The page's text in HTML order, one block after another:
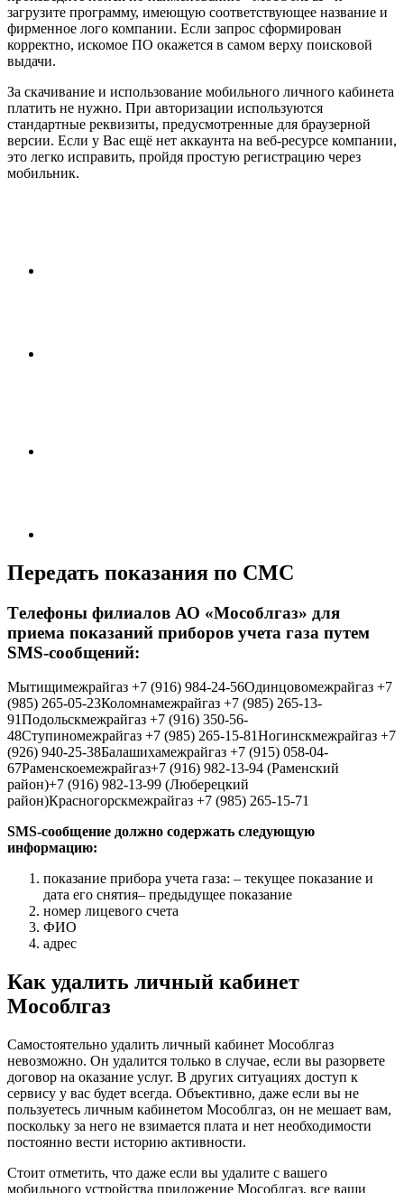
загрузите программу, имеющую соответствующее название и
фирменное лого компании. Если запрос сформирован
корректно, искомое ПО окажется в самом верху поисковой
выдачи.
За скачивание и использование мобильного личного кабинета
платить не нужно. При авторизации используются
стандартные реквизиты, предусмотренные для браузерной
версии. Если у Вас ещё нет аккаунта на веб-ресурсе компании,
это легко исправить, пройдя простую регистрацию через
мобильник.
Передать показания по СМС
Tелефоны филиалов АО «Мособлгаз» для
приема показаний приборов учета газа путем
SMS-сообщений:
Мытищимежрайгаз +7 (916) 984-24-56Одинцовомежрайгаз +7
(985) 265-05-23Коломнамежрайгаз +7 (985) 265-13-
91Подольскмежрайгаз +7 (916) 350-56-
48Ступиномежрайгаз +7 (985) 265-15-81Ногинскмежрайгаз +7
(926) 940-25-38Балашихамежрайгаз +7 (915) 058-04-
67Раменскоемежрайгаз+7 (916) 982-13-94 (Раменский
район)+7 (916) 982-13-99 (Люберецкий
район)Красногорскмежрайгаз +7 (985) 265-15-71
SMS-сообщение должно содержать следующую
информацию:
показание прибора учета газа: – текущее показание и
дата его снятия– предыдущее показание
номер лицевого счета
ФИО
адрес
Как удалить личный кабинет
Мособлгаз
Самостоятельно удалить личный кабинет Мособлгаз
невозможно. Он удалится только в случае, если вы разорвете
договор на оказание услуг. В других ситуациях доступ к
сервису у вас будет всегда. Объективно, даже если вы не
пользуетесь личным кабинетом Мособлгаз, он не мешает вам,
поскольку за него не взимается плата и нет необходимости
постоянно вести историю активности.
Стоит отметить, что даже если вы удалите с вашего
мобильного устройства приложение Мособлгаз, все ваши